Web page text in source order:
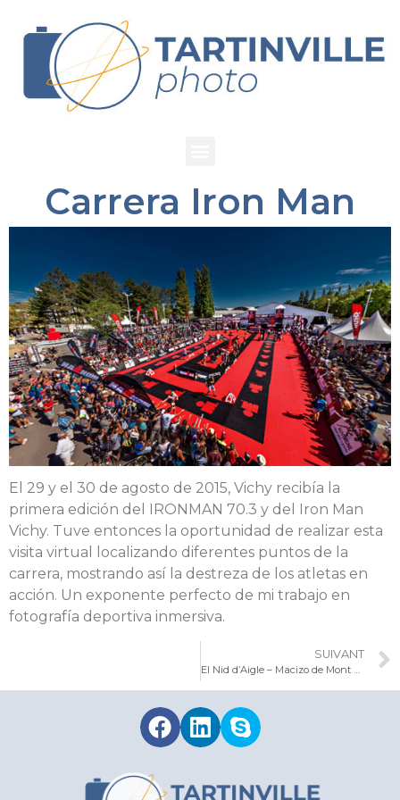
Carrera Iron Man
El 29 y el 30 de agosto de 2015, Vichy recibía la
primera edición del IRONMAN 70.3 y del Iron Man
Vichy. Tuve entonces la oportunidad de realizar esta
visita virtual localizando diferentes puntos de la
carrera, mostrando así la destreza de los atletas en
acción. Un exponente perfecto de mi trabajo en
fotografía deportiva inmersiva.
SUIVANT